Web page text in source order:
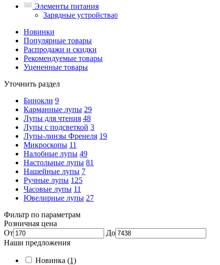
Элементы питания
Зарядные устройства0
Новинки
Популярные товары
Распродажи и скидки
Рекомендуемые товары
Уцененные товары
Уточнить раздел
Бинокли 9
Карманные лупы 29
Лупы для чтения 48
Лупы с подсветкой 3
Лупы-линзы Френеля 19
Микроскопы 11
Налобные лупы 49
Настольные лупы 81
Нашейные лупы 7
Ручные лупы 125
Часовые лупы 11
Ювелирные лупы 27
Фильтр по параметрам
Розничная цена
От
До
Наши предложения
Новинка (1)